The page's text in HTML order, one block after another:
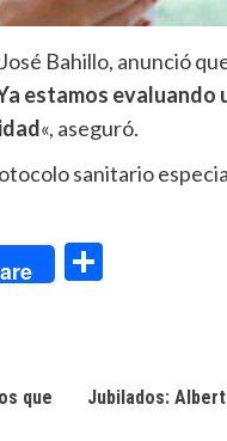
Bahillo, anunció
estamos evaluando
«, aseguró.
sanitario
que
Jubilados: